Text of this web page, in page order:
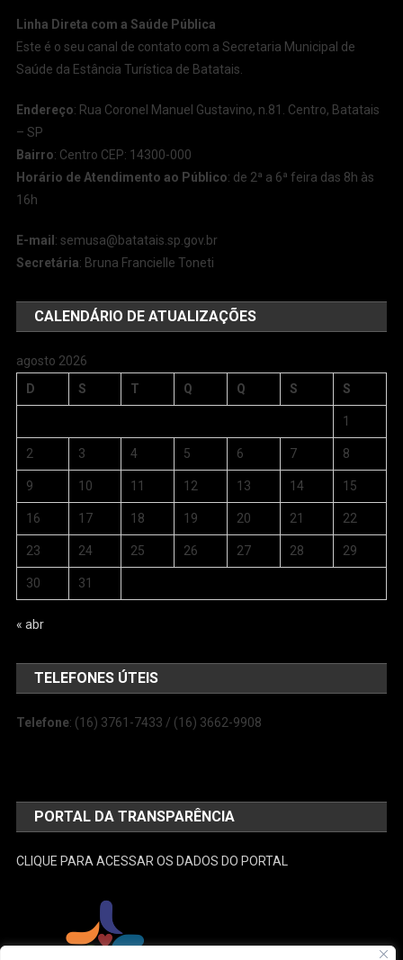
Linha Direta com a Saúde Pública
Este é o seu canal de contato com a Secretaria Municipal de
Saúde da Estância Turística de Batatais.
Endereço: Rua Coronel Manuel Gustavino, n.81. Centro, Batatais
– SP
Bairro: Centro CEP: 14300-000
Horário de Atendimento ao Público: de 2ª a 6ª feira das 8h às
16h
E-mail :semusa@batatais.sp.gov.br
Secretária: Bruna Francielle Toneti
CALENDÁRIO DE ATUALIZAÇÕES
agosto 2026
D
S T Q Q S S
1
2 3 4 5 6 7 8
9 10 11 12 13 14 15
16 17 18 19 20 21 22
23 24 25 26 27 28 29
30 31
« abr
TELEFONES ÚTEIS
Telefone: (16) 3761-7433 / (16) 3662-9908
PORTAL DA TRANSPARÊNCIA
CLIQUE PARA ACESSAR OS DADOS DO PORTAL